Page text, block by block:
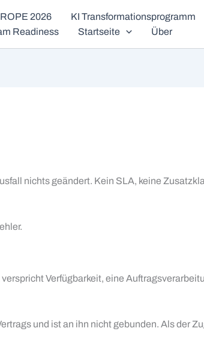
2026 KI Transformationsprogramm
Readiness Startseite Über
nichts geändert. Kein SLA, keine
Verfügbarkeit, eine
und ist an ihn nicht gebunden. Als der